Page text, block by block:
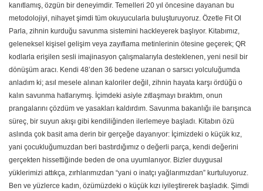
kanıtlamış, özgün bir deneyimdir. Temelleri 20 yıl öncesine dayanan bu
metodolojiyi, nihayet şimdi tüm okuyucularla buluşturuyoruz. Özetle Fit Ol
Parla, zihnin kurduğu savunma sistemini hackleyerek başlıyor. Kitabımız,
geleneksel kişisel gelişim veya zayıflama metinlerinin ötesine geçerek; QR
kodlarla erişilen sesli imajinasyon çalışmalarıyla desteklenen, yeni nesil bir
dönüşüm aracı. Kendi 48’den 36 bedene uzanan o sarsıcı yolculuğumda
anladım ki; asıl mesele alınan kaloriler değil, zihnin hayata karşı ördüğü o
kalın savunma hatlarıymış. İçimdeki asiyle zıtlaşmayı bıraktım, onun
prangalarını çözdüm ve yasakları kaldırdım. Savunma bakanlığı ile barışınca
süreç, bir suyun akışı gibi kendiliğinden ilerlemeye başladı. Kitabın özü
aslında çok basit ama derin bir gerçeğe dayanıyor: İçimizdeki o küçük kız,
yani çocukluğumuzdan beri bastırdığımız o değerli parça, kendi değerini
gerçekten hissettiğinde beden de ona uyumlanıyor. Bizler duygusal
yüklerimizi attıkça, zırhlarımızdan “yani o inatçı yağlarımızdan” kurtuluyoruz.
Ben ve yüzlerce kadın, özümüzdeki o küçük kızı iyileştirerek başladık. Şimdi